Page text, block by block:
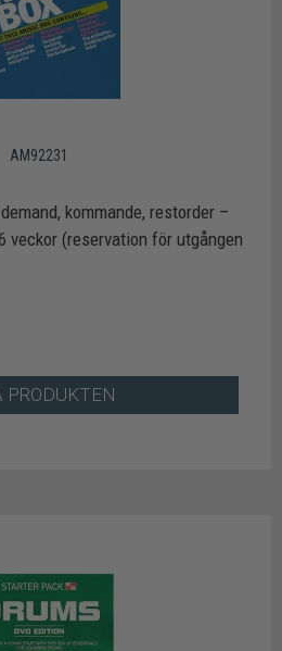
AM92231
kommande, restorder –
veckor (reservation för utgången
PRODUKTEN